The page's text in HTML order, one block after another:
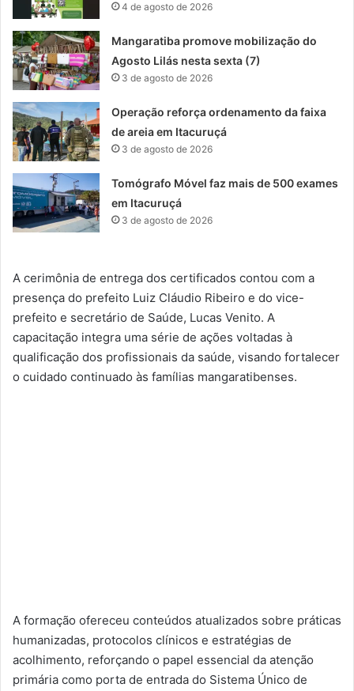
4 de agosto de 2026
Mangaratiba promove mobilização do
Agosto Lilás nesta sexta (7)
3 de agosto de 2026
Operação reforça ordenamento da faixa
de areia em Itacuruçá
3 de agosto de 2026
Tomógrafo Móvel faz mais de 500 exames
em Itacuruçá
3 de agosto de 2026
A cerimônia de entrega dos certificados contou com a
presença do prefeito Luiz Cláudio Ribeiro e do vice-
prefeito e secretário de Saúde, Lucas Venito. A
capacitação integra uma série de ações voltadas à
qualificação dos profissionais da saúde, visando fortalecer
o cuidado continuado às famílias mangaratibenses.
A formação ofereceu conteúdos atualizados sobre práticas
humanizadas, protocolos clínicos e estratégias de
acolhimento, reforçando o papel essencial da atenção
primária como porta de entrada do Sistema Único de